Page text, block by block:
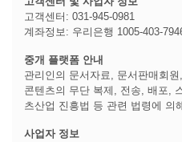
고객센터: 031-945-0981
계좌정보: 우리은행 1005-403-
중개 플랫폼 안내
관리인의 문서자료, 문서판매회
콘텐츠의 무단 복제, 전송, 배포,
츠산업 진흥법 등 관련 법령에 의
사업자 정보